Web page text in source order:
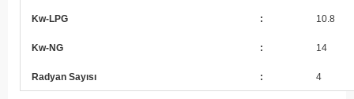
Kw-LPG : 10.8
Kw-NG : 14
Radyan Sayısı : 4